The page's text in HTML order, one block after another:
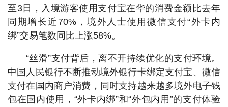
至3日，入境游客使用支付宝在华的消费金额比去年
同期增长近70%，境外人士使用微信支付“外卡内
绑”交易笔数同比上涨58%。
“丝滑”支付背后，离不开持续优化的支付环境。
中国人民银行不断推动境外银行卡绑定支付宝、微信
支付在国内商户消费，同时支持越来越多境外电子钱
包在国内使用，“外卡内绑”和“外包内用”的支付体验